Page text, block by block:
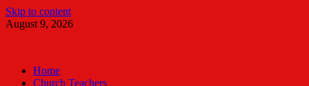
Skip to content
August 9, 2026
Home
Church Teachers